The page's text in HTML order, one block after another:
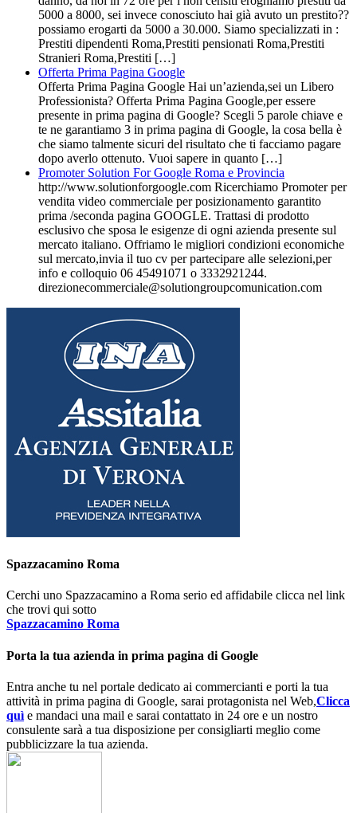
5000 a 8000, sei invece conosciuto hai già avuto un prestito??
possiamo erogarti da 5000 a 30.000. Siamo specializzati in :
Prestiti dipendenti Roma,Prestiti pensionati Roma,Prestiti
Stranieri Roma,Prestiti […]
Offerta Prima Pagina Google
Offerta Prima Pagina Google Hai un’azienda,sei un Libero
Professionista? Offerta Prima Pagina Google,per essere
presente in prima pagina di Google? Scegli 5 parole chiave e
te ne garantiamo 3 in prima pagina di Google, la cosa bella è
che siamo talmente sicuri del risultato che ti facciamo pagare
dopo averlo ottenuto. Vuoi sapere in quanto […]
Promoter Solution For Google Roma e Provincia
http://www.solutionforgoogle.com Ricerchiamo Promoter per
vendita video commerciale per posizionamento garantito
prima /seconda pagina GOOGLE. Trattasi di prodotto
esclusivo che sposa le esigenze di ogni azienda presente sul
mercato italiano. Offriamo le migliori condizioni economiche
sul mercato,invia il tuo cv per partecipare alle selezioni,per
info e colloquio 06 45491071 o 3332921244.
direzionecommerciale@solutiongroupcomunication.com
Spazzacamino Roma
Cerchi uno Spazzacamino a Roma serio ed affidabile clicca nel link
che trovi qui sotto
Spazzacamino Roma
Porta la tua azienda in prima pagina di Google
Entra anche tu nel portale dedicato ai commercianti e porti la tua
attività in prima pagina di Google, sarai protagonista nel Web,Clicca
quì e mandaci una mail e sarai contattato in 24 ore e un nostro
consulente sarà a tua disposizione per consigliarti meglio come
pubblicizzare la tua azienda.